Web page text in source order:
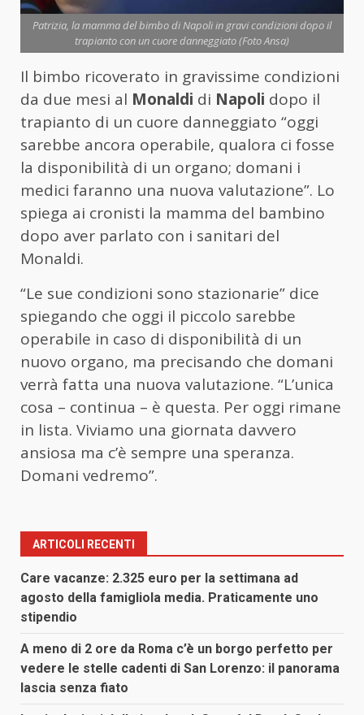
Patrizia, la mamma del bimbo di Napoli in gravi condizioni dopo il
trapianto con un cuore danneggiato (Foto Ansa)
Il bimbo ricoverato in gravissime condizioni
da due mesi al Monaldi di Napoli dopo il
trapianto di un cuore danneggiato “oggi
sarebbe ancora operabile, qualora ci fosse
la disponibilità di un organo; domani i
medici faranno una nuova valutazione”. Lo
spiega ai cronisti la mamma del bambino
dopo aver parlato con i sanitari del
Monaldi.
“Le sue condizioni sono stazionarie” dice
spiegando che oggi il piccolo sarebbe
operabile in caso di disponibilità di un
nuovo organo, ma precisando che domani
verrà fatta una nuova valutazione. “L’unica
cosa – continua – è questa. Per oggi rimane
in lista. Viviamo una giornata davvero
ansiosa ma c’è sempre una speranza.
Domani vedremo”.
ARTICOLI RECENTI
Care vacanze: 2.325 euro per la settimana ad
agosto della famigliola media. Praticamente uno
stipendio
A meno di 2 ore da Roma c’è un borgo perfetto per
vedere le stelle cadenti di San Lorenzo: il panorama
lascia senza fiato